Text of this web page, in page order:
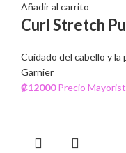
Añadir al carrito
Curl Stretch
Cuidado del cabello y la
Garnier
₡12000 Precio